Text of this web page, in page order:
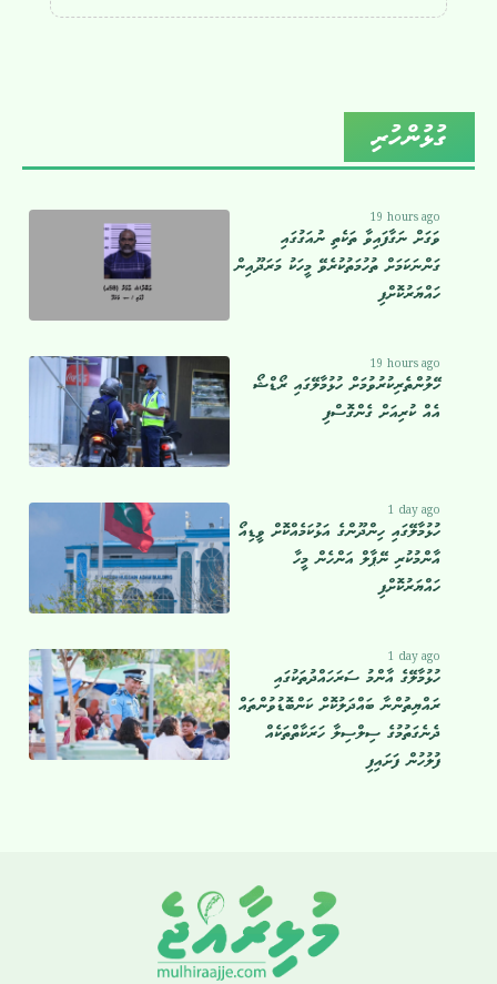
ގުޅުންހުރި
19 hours ago
ވަގަށް ނަގާފައިވާ ތަކެތި ނުއަގުގައި
ގަންނަކަމަށް ތުހުމަތުކުރެވޭ މީހަކު މަރަދޫއިން
ހައްޔަރުކޮށްފި
19 hours ago
ހޭލުންތެރިކުރުވުމަށް ހުޅުމާލޭގައި ރޯޑްޝޯ
އެއް ކުރިއަށް ގެންގޮސްފި
1 day ago
ހުޅުމާލޭގައި ހިންދޫންގެ އަޅުކަމެއްކޮށް ވީޑިއޯ
އާންމުކުރި ނޭޕާލް އަންހެން މީހާ
ހައްޔަރުކޮށްފި
1 day ago
ހުޅުމާލޭގެ އާންމު ސަރަހައްދުތަކުގައި
ރައްޔިތުންނާ ބައްދަލުކޮށް ކަންބޮޑުވުންތައް
ދެނެގަތުމުގެ ސިލްސިލާ ހަރަކާތްތަކެއް
ފުލުހުން ފަށައިފި